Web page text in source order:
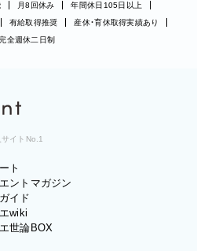
月8回休み
年間休日105日以上
有給取得推奨
産休・育休取得実績あり
全週休二日制
サイトNo.1
ト
ントマガジン
イド
wiki
世論BOX